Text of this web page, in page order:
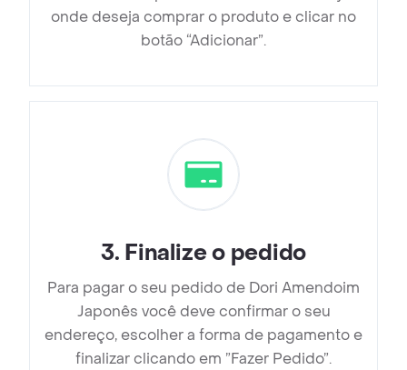
onde deseja comprar o produto e clicar no
botão “Adicionar”.
3. Finalize o pedido
Para pagar o seu pedido de Dori Amendoim
Japonês você deve confirmar o seu
endereço, escolher a forma de pagamento e
finalizar clicando em ”Fazer Pedido”.